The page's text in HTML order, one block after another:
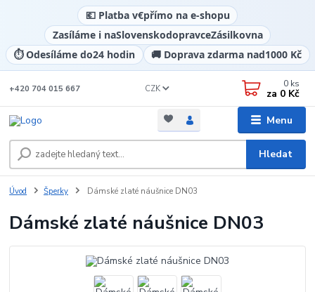
💶 Platba v€přímo na e-shopu
Zasíláme i naSlovenskodopravceZásilkovna
⏱️ Odesíláme do24 hodin 🚚 Doprava zdarma nad1000 Kč
Menu
CZK
Hledat
+420 704 015 667 0 ks
za 0 Kč
Úvod Šperky Dámské zlaté náušnice DN03
Dámské zlaté náušnice DN03